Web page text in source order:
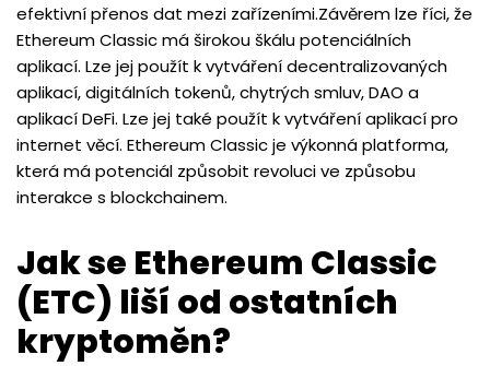
efektivní přenos dat mezi zařízeními.Závěrem lze říci, že
Ethereum Classic má širokou škálu potenciálních
aplikací. Lze jej použít k vytváření decentralizovaných
aplikací, digitálních tokenů, chytrých smluv, DAO a
aplikací DeFi. Lze jej také použít k vytváření aplikací pro
internet věcí. Ethereum Classic je výkonná platforma,
která má potenciál způsobit revoluci ve způsobu
interakce s blockchainem.
Jak se Ethereum Classic
(ETC) liší od ostatních
kryptoměn?